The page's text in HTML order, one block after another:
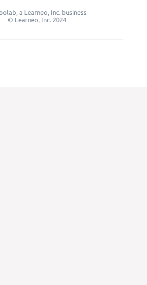
a Learneo, Inc. business
© Learneo, Inc. 2024